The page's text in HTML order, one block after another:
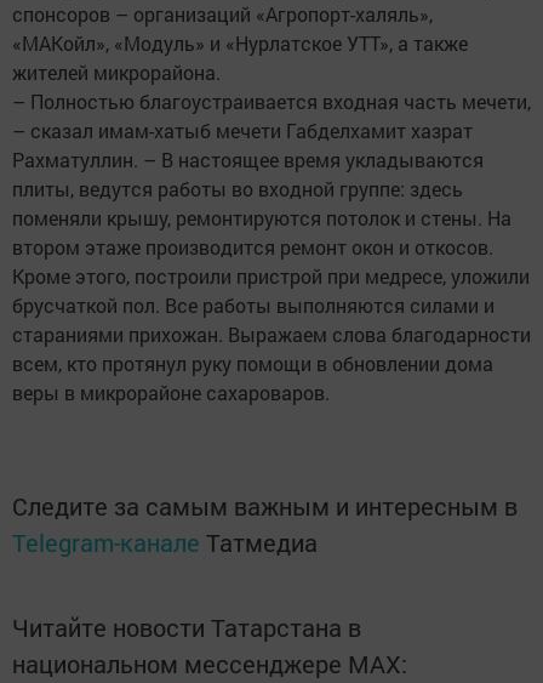
спонсоров – организаций «Агропорт-халяль»,
«МАКойл», «Модуль» и «Нурлатское УТТ», а также
жителей микрорайона.
– Полностью благоустраивается входная часть мечети,
– сказал имам-хатыб мечети Габделхамит хазрат
Рахматуллин. – В настоящее время укладываются
плиты, ведутся работы во входной группе: здесь
поменяли крышу, ремонтируются потолок и стены. На
втором этаже производится ремонт окон и откосов.
Кроме этого, построили пристрой при медресе, уложили
брусчаткой пол. Все работы выполняются силами и
стараниями прихожан. Выражаем слова благодарности
всем, кто протянул руку помощи в обновлении дома
веры в микрорайоне сахароваров.
Следите за самым важным и интересным в
Telegram-канале Татмедиа
Читайте новости Татарстана в
национальном мессенджере MАХ: